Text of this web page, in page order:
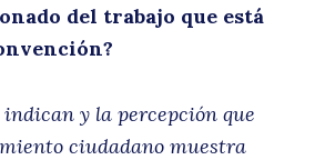
del trabajo que está
indican y la percepción que
ciudadano muestra